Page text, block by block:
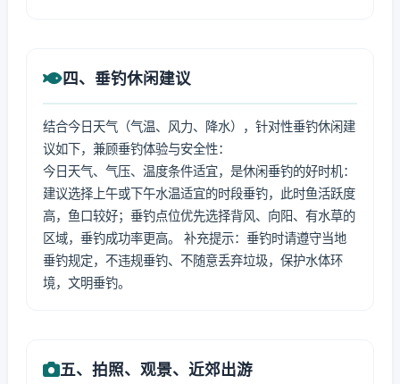
四、垂钓休闲建议
结合今日天气（气温、风力、降水），针对性垂钓休闲建
议如下，兼顾垂钓体验与安全性：
今日天气、气压、温度条件适宜，是休闲垂钓的好时机：
建议选择上午或下午水温适宜的时段垂钓，此时鱼活跃度
高，鱼口较好；垂钓点位优先选择背风、向阳、有水草的
区域，垂钓成功率更高。 补充提示：垂钓时请遵守当地
垂钓规定，不违规垂钓、不随意丢弃垃圾，保护水体环
境，文明垂钓。
五、拍照、观景、近郊出游